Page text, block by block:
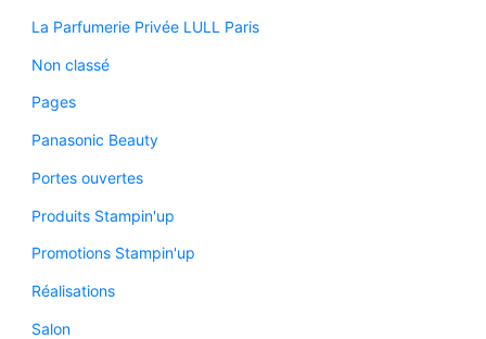
La Parfumerie Privée LULL Paris
Non classé
Pages
Panasonic Beauty
Portes ouvertes
Produits Stampin'up
Promotions Stampin'up
Réalisations
Salon